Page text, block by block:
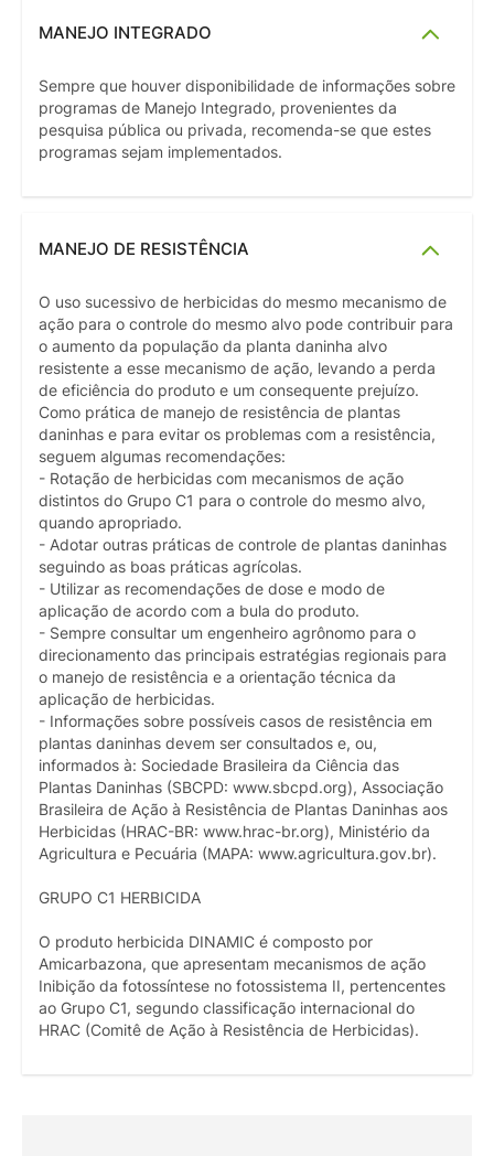
MANEJO INTEGRADO
Sempre que houver disponibilidade de informações sobre
programas de Manejo Integrado, provenientes da
pesquisa pública ou privada, recomenda-se que estes
programas sejam implementados.
MANEJO DE RESISTÊNCIA
O uso sucessivo de herbicidas do mesmo mecanismo de
ação para o controle do mesmo alvo pode contribuir para
o aumento da população da planta daninha alvo
resistente a esse mecanismo de ação, levando a perda
de eficiência do produto e um consequente prejuízo.
Como prática de manejo de resistência de plantas
daninhas e para evitar os problemas com a resistência,
seguem algumas recomendações:
- Rotação de herbicidas com mecanismos de ação
distintos do Grupo C1 para o controle do mesmo alvo,
quando apropriado.
- Adotar outras práticas de controle de plantas daninhas
seguindo as boas práticas agrícolas.
- Utilizar as recomendações de dose e modo de
aplicação de acordo com a bula do produto.
- Sempre consultar um engenheiro agrônomo para o
direcionamento das principais estratégias regionais para
o manejo de resistência e a orientação técnica da
aplicação de herbicidas.
- Informações sobre possíveis casos de resistência em
plantas daninhas devem ser consultados e, ou,
informados à: Sociedade Brasileira da Ciência das
Plantas Daninhas (SBCPD: www.sbcpd.org), Associação
Brasileira de Ação à Resistência de Plantas Daninhas aos
Herbicidas (HRAC-BR: www.hrac-br.org), Ministério da
Agricultura e Pecuária (MAPA: www.agricultura.gov.br).
GRUPO C1 HERBICIDA
O produto herbicida DINAMIC é composto por
Amicarbazona, que apresentam mecanismos de ação
Inibição da fotossíntese no fotossistema II, pertencentes
ao Grupo C1, segundo classificação internacional do
HRAC (Comitê de Ação à Resistência de Herbicidas).